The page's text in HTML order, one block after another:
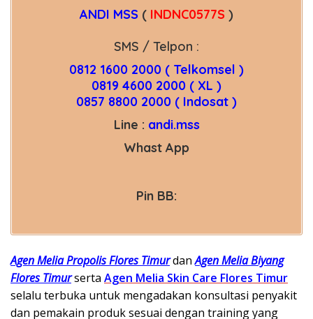
ANDI MSS ( INDNC0577S )
SMS / Telpon :
0812 1600 2000 ( Telkomsel )
0819 4600 2000 ( XL )
0857 8800 2000 ( Indosat )
Line : andi.mss
Whast App
Pin BB:
Agen Melia Propolis Flores TimurdanAgen Melia Biyang
Flores Timurserta Agen Melia Skin Care Flores Timur
selalu terbuka untuk mengadakan konsultasi penyakit
dan pemakain produk sesuai dengan training yang